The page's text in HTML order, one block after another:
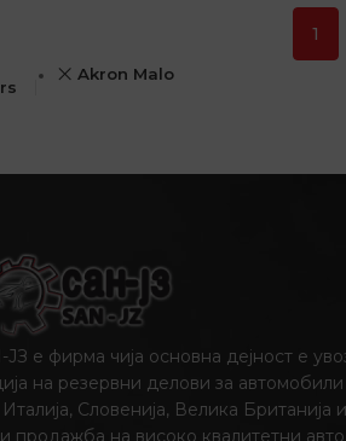
1
Akron Malo
е фирма чија основна дејност е
на резервни делови за
Италија, Словенија, Велика Британија и